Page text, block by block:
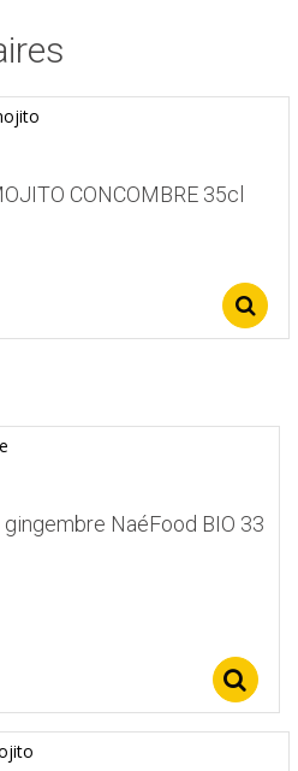
CONCOMBRE 35cl
NaéFood BIO 33